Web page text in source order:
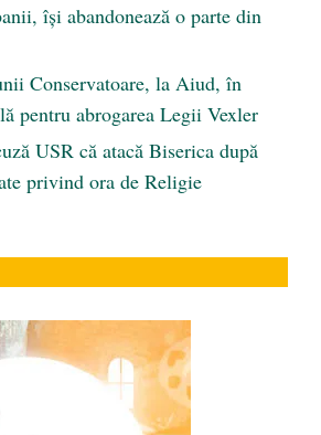
își abandonează o parte din
Conservatoare, la Aiud, în
pentru abrogarea Legii Vexler
USR că atacă Biserica după
privind ora de Religie